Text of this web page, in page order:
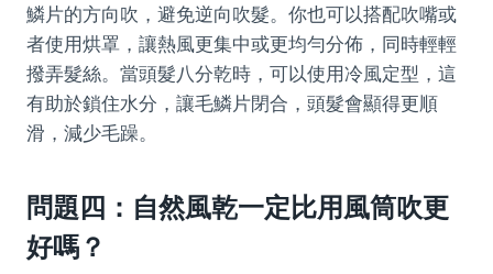
鱗片的方向吹，避免逆向吹髮。你也可以搭配吹嘴或
者使用烘罩，讓熱風更集中或更均勻分佈，同時輕輕
撥弄髮絲。當頭髮八分乾時，可以使用冷風定型，這
有助於鎖住水分，讓毛鱗片閉合，頭髮會顯得更順
滑，減少毛躁。
問題四：自然風乾一定比用風筒吹更
好嗎？